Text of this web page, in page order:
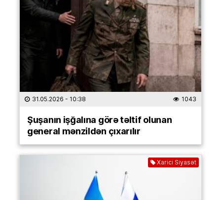
31.05.2026 - 10:38 1043
Şuşanın işğalına görə təltif olunan
general mənzildən çıxarılır
Xarici Siyasət